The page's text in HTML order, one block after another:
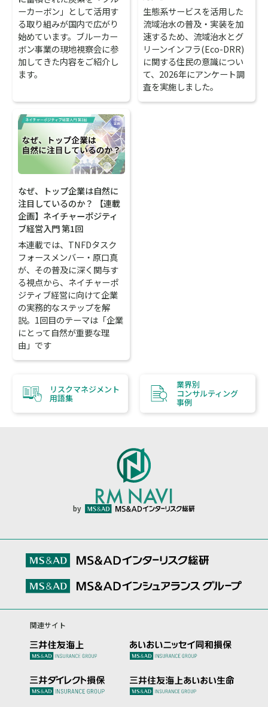
ーカーボン」として活用す
る取り組みが国内で広がり
始めています。ブルーカー
ボン事業の現地視察会に参
加してきた内容をご紹介し
ます。
生態系サービスを活用した
流域治水の普及・実装を加
速するため、流域治水とグ
リーンインフラ(Eco-DRR)
に関する住民の意識につい
て、2026年にアンケート調
査を実施しました。
なぜ、トップ企業は自然に
注目しているのか？ 【連載
企画】ネイチャーポジティ
ブ経営入門 第1回
本連載では、TNFDタスク
フォースメンバー・原口真
が、その普及に深く関与す
る視点から、ネイチャーポ
ジティブ経営に向けて企業
の実務的なステップを解
説。1回目のテーマは「企業
にとって自然が重要な理
由」です
リスクマネジメント
用語集
業界別
コンサルティング
事例
by
関連サイト